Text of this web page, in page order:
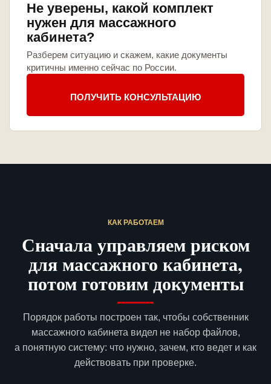
Не уверены, какой комплект
нужен для массажного
кабинета?
Разберем ситуацию и скажем, какие документы
критичны именно сейчас по России.
ПОЛУЧИТЬ КОНСУЛЬТАЦИЮ
КАК РАБОТАЕМ
Сначала управляем риском
для массажного кабинета,
потом готовим документы
Порядок работы построен так, чтобы собственник
массажного кабинета видел не набор файлов,
а понятную систему: что нужно, зачем, кто ведет и как
действовать при проверке.